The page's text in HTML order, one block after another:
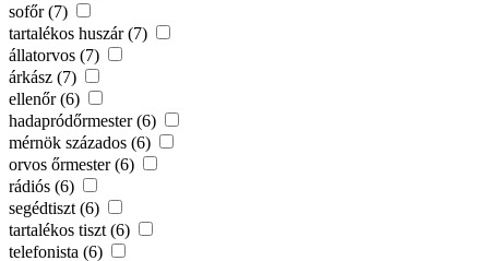
sofőr (7)
tartalékos huszár (7)
állatorvos (7)
árkász (7)
ellenőr (6)
hadapródőrmester (6)
mérnök százados (6)
orvos őrmester (6)
rádiós (6)
segédtiszt (6)
tartalékos tiszt (6)
telefonista (6)